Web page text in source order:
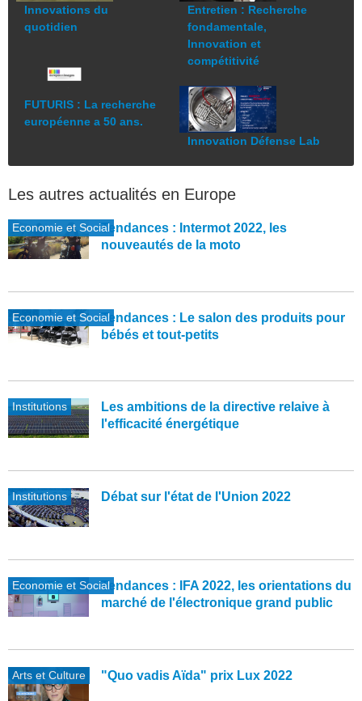
Innovations du
quotidien
FUTURIS : La recherche
européenne a 50 ans.
Entretien : Recherche
fondamentale,
Innovation et
compétitivité
Innovation Défense Lab
Les autres actualités en Europe
Economie et SocialTendances : Intermot 2022, les
nouveautés de la moto
Economie et SocialTendances : Le salon des produits pour
bébés et tout-petits
Institutions
Les ambitions de la directive relaive à
l'efficacité énergétique
Institutions Débat sur l'état de l'Union 2022
Economie et SocialTendances : IFA 2022, les orientations du
marché de l'électronique grand public
Arts et Culture "Quo vadis Aïda" prix Lux 2022